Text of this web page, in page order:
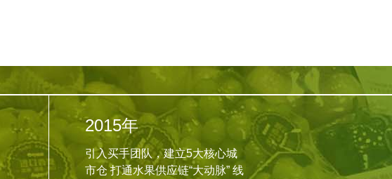
2015年
引入买手团队，建立5大核心城
市仓 打通水果供应链“大动脉” 线